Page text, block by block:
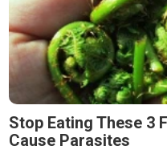
Stop Eating These 3
Cause Parasites